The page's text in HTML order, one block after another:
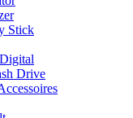
Stick
Drive